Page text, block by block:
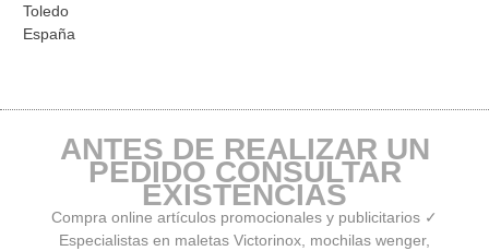
Toledo
España
ANTES DE REALIZAR UN
PEDIDO CONSULTAR
EXISTENCIAS
Compra online artículos promocionales y publicitarios ✓
Especialistas en maletas Victorinox, mochilas wenger,